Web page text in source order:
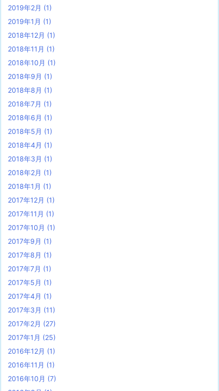
2019年2月 (1)
2019年1月 (1)
2018年12月 (1)
2018年11月 (1)
2018年10月 (1)
2018年9月 (1)
2018年8月 (1)
2018年7月 (1)
2018年6月 (1)
2018年5月 (1)
2018年4月 (1)
2018年3月 (1)
2018年2月 (1)
2018年1月 (1)
2017年12月 (1)
2017年11月 (1)
2017年10月 (1)
2017年9月 (1)
2017年8月 (1)
2017年7月 (1)
2017年5月 (1)
2017年4月 (1)
2017年3月 (11)
2017年2月 (27)
2017年1月 (25)
2016年12月 (1)
2016年11月 (1)
2016年10月 (7)